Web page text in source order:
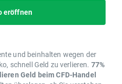
eröffnen
und beinhalten wegen der
schnell Geld zu verlieren. 77%
Geld beim CFD-Handel